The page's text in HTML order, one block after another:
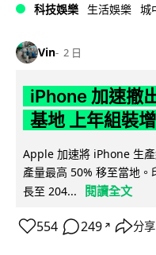
科技娛樂 生活娛樂 城
Vin 2 日
iPhone 加速撤
基地 上年組裝
Apple 加速將 iPhone 生
產量最高 50% 移至當地
長至 204...
閱讀全文
554 249 ↗ 分享